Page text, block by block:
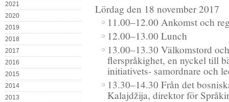
2021
2020
2019
2018
2017
2016
2015
2014
2013
Lördag den 18 november 2017
11.00–12.00 Ankomst och
12.00–13.00 Lunch
13.00–13.30 Välkomstord
flerspråkighet, en nyckel till
initiativets- samordnare och
13.30–14.30 Från det
Kalajdžija, direktor för